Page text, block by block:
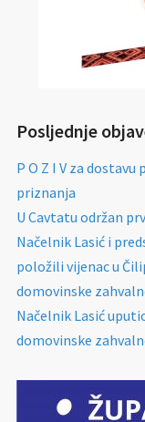
Posljednje
P O Z I V za
priznanja
U Cavtatu održan
Načelnik Lasić i
položili vijenac u
domovinske
Načelnik Lasić
domovinske